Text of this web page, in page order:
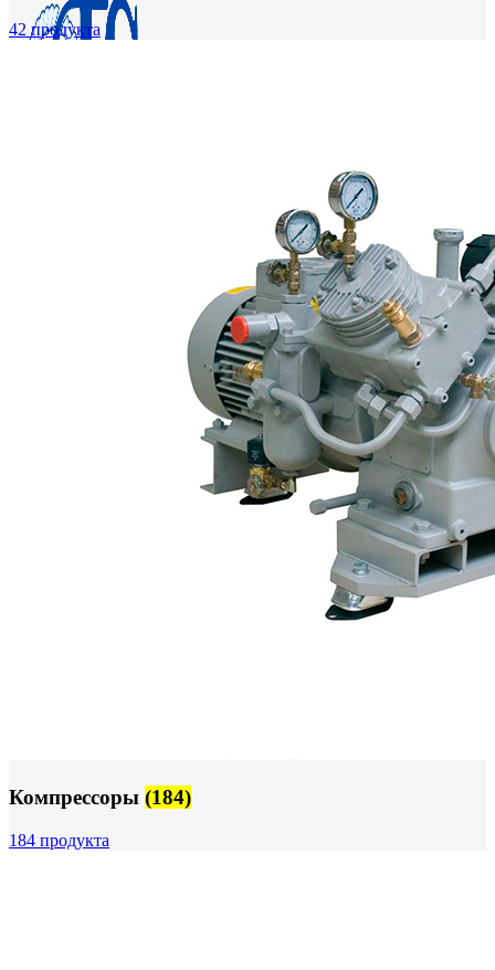
42 продукта
Компрессоры (184)
184 продукта